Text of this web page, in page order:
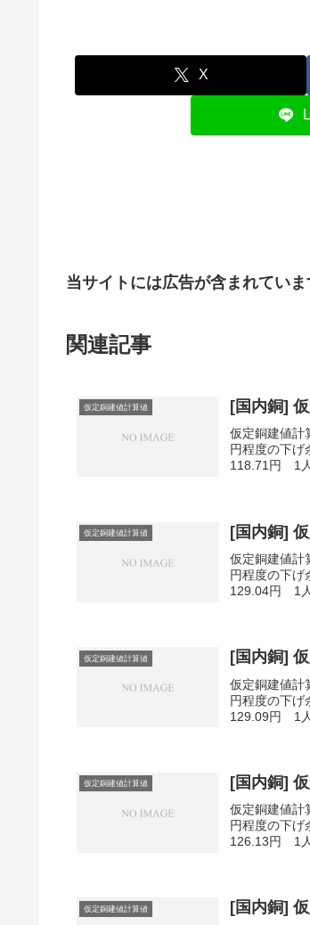
X
当サイトには広告が含まれていま
関連記事
仮定銅建値計算値 [国内銅]
仮定銅建値計
円程度の下
118.71円 1
仮定銅建値計算値 [国内銅]
仮定銅建値計
円程度の下
129.04円 1人
仮定銅建値計算値 [国内銅]
仮定銅建値計
円程度の下
129.09円 1人
仮定銅建値計算値 [国内銅]
仮定銅建値計
円程度の下
126.13円 1人
仮定銅建値計算値 [国内銅]